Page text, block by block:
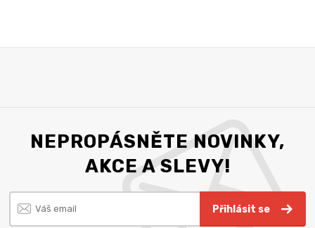
NEPROPÁSNĚTE NOVINKY,
AKCE A SLEVY!
Přihlásit se